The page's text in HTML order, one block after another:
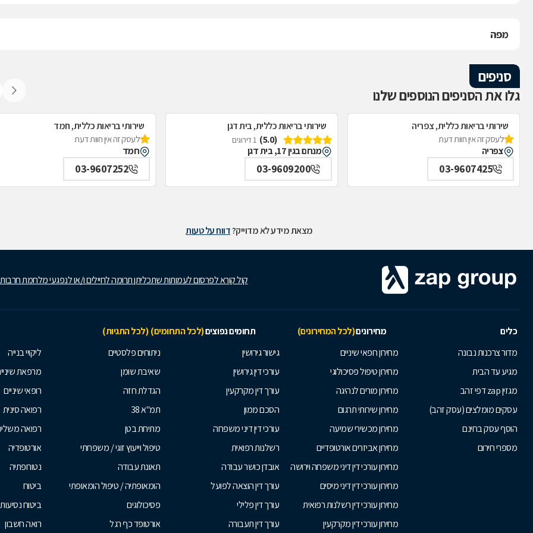
מפה
סניפים
גלו את הסניפים הנוספים שלנו
שירותי בריאות כללית, צפריה
לעסק זה אין חוות דעת
צפריה
03-9607425
שירותי בריאות כללית, בית דגן
(5.0)
1 דירוגים
מנחם בגין 17, בית דגן
03-9609200
שירותי בריאות כללית, חמד
לעסק זה אין חוות דעת
חמד
03-9607252
מצאת מידע לא מדוייק?דווח על טעות
קול קורא לפרסום לעמותות שתכליתן תרומה לחיילים ו/או לנפגעי מלחמת
כלים מחירונים(לכל המחירונים) תחומים נפוצים(לכל התחומים) (לכל התגיות)
מדור צרכנות נבונה
מגיע עד הבית
מגזין zap דפי זהב
עסקים מומלצים (עסק זהב)
הוסף עסק בחינם
מספרי חירום
מחירון רופאי שיניים
מחירון טיפול פסיכולוגי
מחירון מורים לנהיגה
מחירון שירותי תרגום
מחירון מכשירי שמיעה
מחירון אביזרים אורטופדיים
מחירון עורכי דין דיני משפחה וירושה
מחירון עורכי דין דיני מיסים
מחירון עורכי דין רשלנות רפואית
מחירון עורכי דין מקרקעין
גישור גירושין
עורכי דין גירושין
עורך דין מקרקעין
הסכם ממון
עורכי דין דיני משפחה
רשלנות רפואית
אובדן כושר עבודה
עורך דין הוצאה לפועל
עורך דין פלילי
עורך דין תעבורה
ניתוחים פלסטיים
שאיבת שומן
הגדלת חזה
תמ"א 38
מתיחת בטן
טיפול וייעוץ זוגי / משפחתי
תאונת עבודה
הומאופתיה / טיפול הומאופתי
פסיכולוגים
אורטופד כף רגל
ליקויי בנייה
מרפאת
רופאי שיניים
רפואה סינית
רפואה
אורטופדיה
נטורופתיה
ביטוח
ביטוח
רואה חשבון